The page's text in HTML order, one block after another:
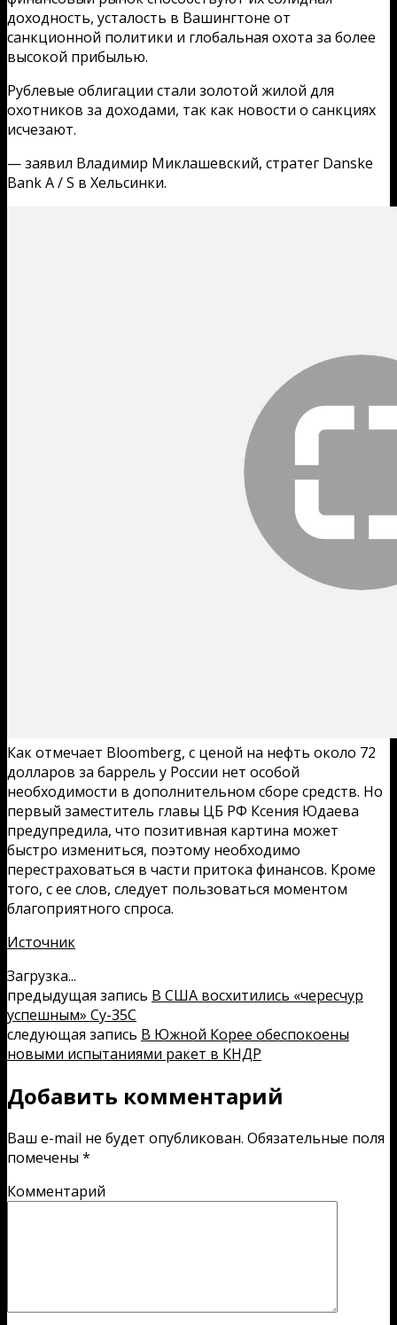
доходность, усталость в Вашингтоне от
санкционной политики и глобальная охота за более
высокой прибылью.
Рублевые облигации стали золотой жилой для
охотников за доходами, так как новости о санкциях
исчезают.
— заявил Владимир Миклашевский, стратег Danske
Bank A / S в Хельсинки.
Как отмечает Bloomberg, с ценой на нефть около 72
долларов за баррель у России нет особой
необходимости в дополнительном сборе средств. Но
первый заместитель главы ЦБ РФ Ксения Юдаева
предупредила, что позитивная картина может
быстро измениться, поэтому необходимо
перестраховаться в части притока финансов. Кроме
того, с ее слов, следует пользоваться моментом
благоприятного спроса.
Источник
Загрузка...
предыдущая запись В США восхитились «чересчур
успешным» Су-35С
следующая запись В Южной Корее обеспокоены
новыми испытаниями ракет в КНДР
Добавить комментарий
Ваш e-mail не будет опубликован. Обязательные поля
помечены *
Комментарий